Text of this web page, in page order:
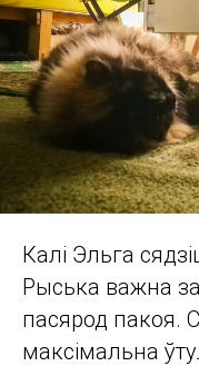
Калі Эльга
Рыська важна
пасярод пакоя.
максімальна